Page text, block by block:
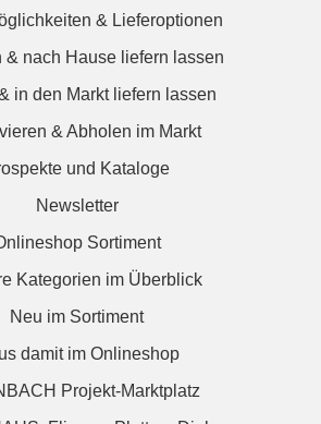
& Lieferoptionen
& nach Hause liefern lassen
in den Markt liefern lassen
& Abholen im Markt
und Kataloge
Newsletter
Sortiment
Kategorien im Überblick
Neu im Sortiment
damit im Onlineshop
Projekt-Marktplatz